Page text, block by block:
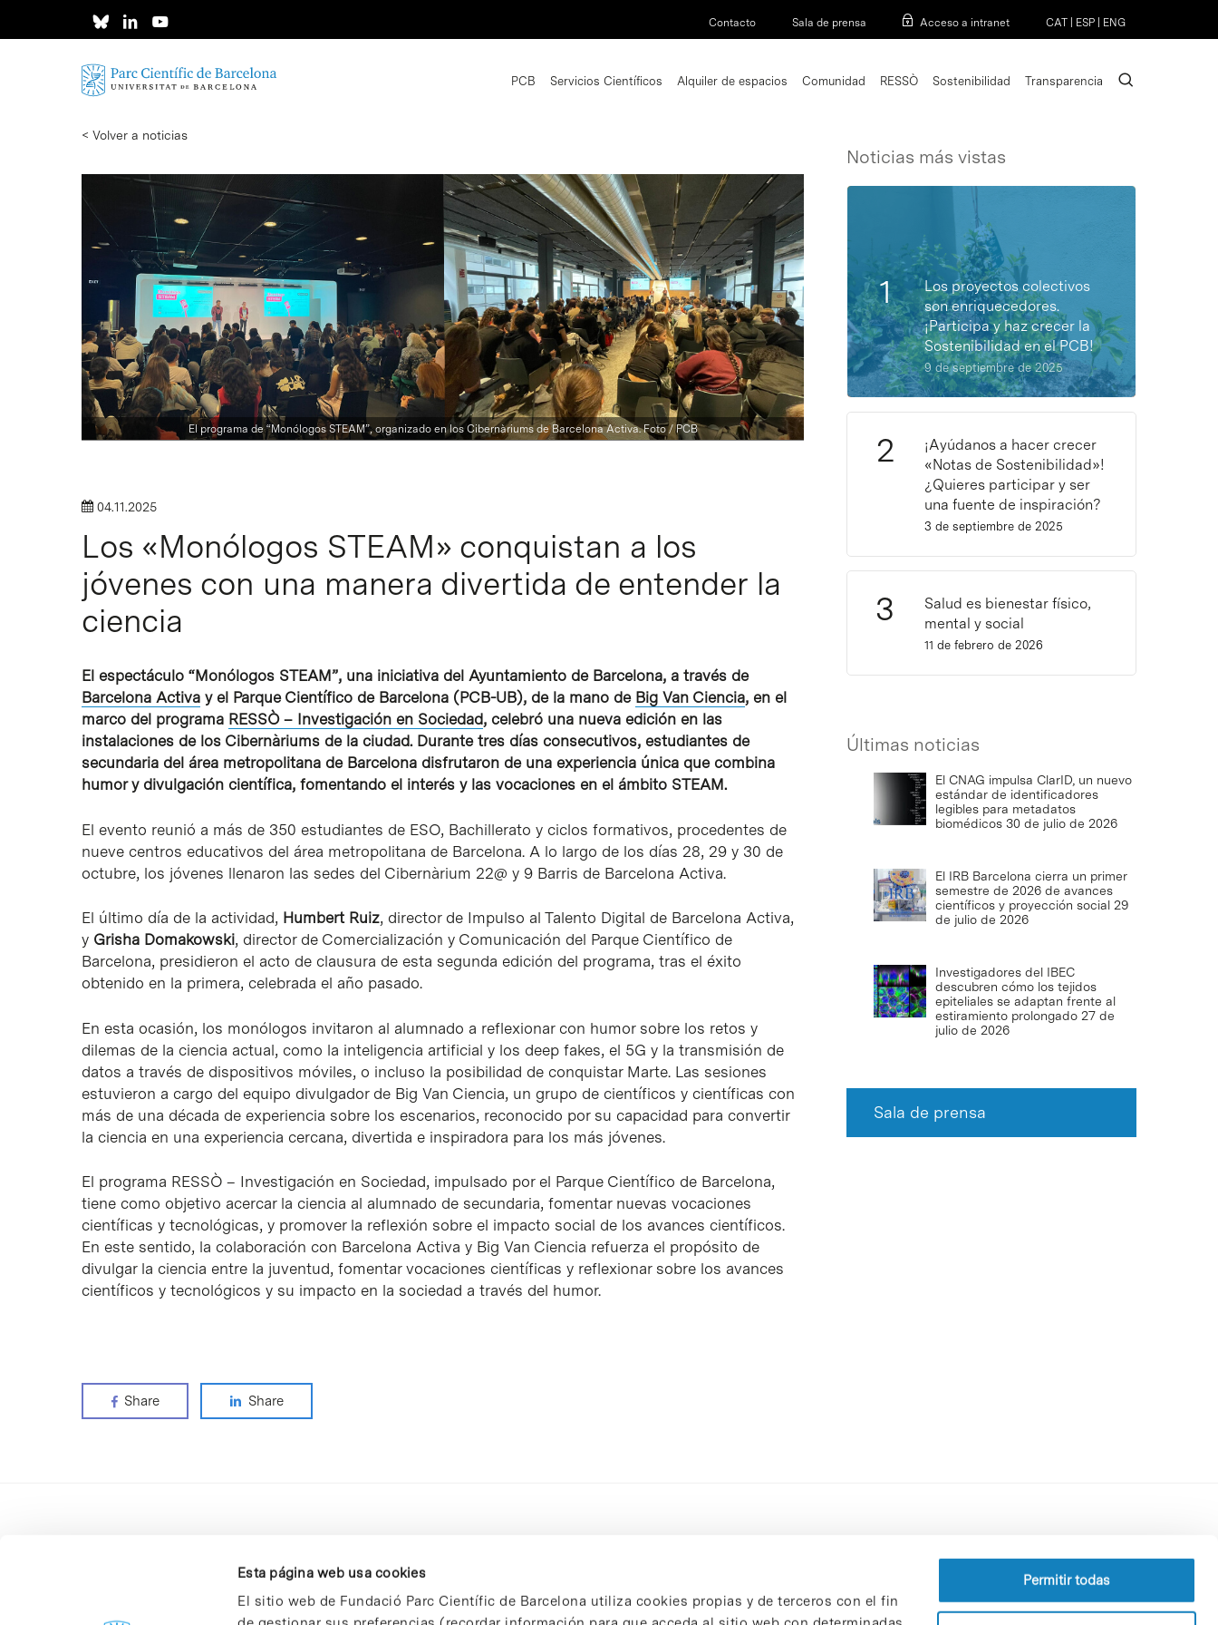
Esta página web usa cookies
El sitio web de Fundació Parc Científic de Barcelona utiliza cookies propias y de terceros con el fin
Permitir todas
Contacto Sala de prensa Acceso a intranet CAT ESP ENG
Intro para buscar o ESC per cerrar
PCB Servicios Científicos Alquiler de espacios Comunidad RESSÒ Sostenibilidad Transparencia search
< Volver a noticias
El programa de “Monólogos STEAM”, organizado en los Cibernàriums de Barcelona Activa. Foto / PCB
04.11.2025
Los «Monólogos STEAM» conquistan a los
jóvenes con una manera divertida de entender la
ciencia
El espectáculo “Monólogos STEAM”, una iniciativa del Ayuntamiento de Barcelona, a través de
Barcelona Activa y el Parque Científico de Barcelona (PCB-UB), de la mano de Big Van Ciencia, en el
marco del programa RESSÒ – Investigación en Sociedad, celebró una nueva edición en las
instalaciones de los Cibernàriums de la ciudad. Durante tres días consecutivos, estudiantes de
secundaria del área metropolitana de Barcelona disfrutaron de una experiencia única que combina
humor y divulgación científica, fomentando el interés y las vocaciones en el ámbito STEAM.
El evento reunió a más de 350 estudiantes de ESO, Bachillerato y ciclos formativos, procedentes de
nueve centros educativos del área metropolitana de Barcelona. A lo largo de los días 28, 29 y 30 de
octubre, los jóvenes llenaron las sedes del Cibernàrium 22@ y 9 Barris de Barcelona Activa.
El último día de la actividad, Humbert Ruiz, director de Impulso al Talento Digital de Barcelona Activa,
y Grisha Domakowski, director de Comercialización y Comunicación del Parque Científico de
Barcelona, presidieron el acto de clausura de esta segunda edición del programa, tras el éxito
obtenido en la primera, celebrada el año pasado.
En esta ocasión, los monólogos invitaron al alumnado a reflexionar con humor sobre los retos y
dilemas de la ciencia actual, como la inteligencia artificial y los deep fakes, el 5G y la transmisión de
datos a través de dispositivos móviles, o incluso la posibilidad de conquistar Marte. Las sesiones
estuvieron a cargo del equipo divulgador de Big Van Ciencia, un grupo de científicos y científicas con
más de una década de experiencia sobre los escenarios, reconocido por su capacidad para convertir
la ciencia en una experiencia cercana, divertida e inspiradora para los más jóvenes.
El programa RESSÒ – Investigación en Sociedad, impulsado por el Parque Científico de Barcelona,
tiene como objetivo acercar la ciencia al alumnado de secundaria, fomentar nuevas vocaciones
científicas y tecnológicas, y promover la reflexión sobre el impacto social de los avances científicos.
En este sentido, la colaboración con Barcelona Activa y Big Van Ciencia refuerza el propósito de
divulgar la ciencia entre la juventud, fomentar vocaciones científicas y reflexionar sobre los avances
científicos y tecnológicos y su impacto en la sociedad a través del humor.
Share Share
Noticias más vistas
Los proyectos colectivos
son enriquecedores.
¡Participa y haz crecer la
Sostenibilidad en el PCB!
9 de septiembre de 2025
¡Ayúdanos a hacer crecer
«Notas de Sostenibilidad»!
¿Quieres participar y ser
una fuente de inspiración?
3 de septiembre de 2025
Salud es bienestar físico,
mental y social
11 de febrero de 2026
Últimas noticias
El CNAG impulsa ClarID, un nuevo
estándar de identificadores
legibles para metadatos
biomédicos 30 de julio de 2026
El IRB Barcelona cierra un primer
semestre de 2026 de avances
científicos y proyección social 29
de julio de 2026
Investigadores del IBEC
descubren cómo los tejidos
epiteliales se adaptan frente al
estiramiento prolongado 27 de
julio de 2026
Sala de prensa
Perfil del contratante
Política de privacidad
Aviso Legal